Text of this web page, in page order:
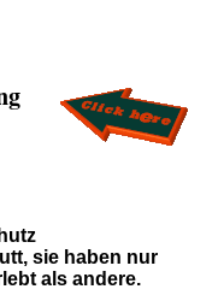
sie haben nur
als andere.